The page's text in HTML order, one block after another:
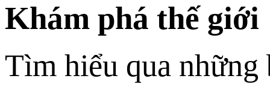
Khám phá thế giới
Tìm hiểu qua